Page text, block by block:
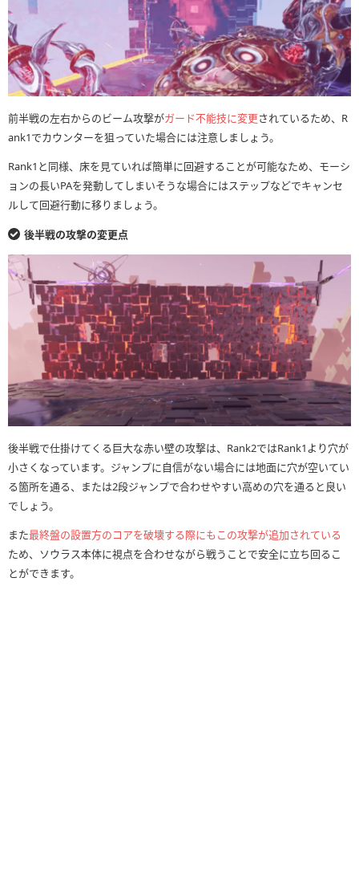
前半戦の左右からのビーム攻撃がガード不能技に変更されているため、R
ank1でカウンターを狙っていた場合には注意しましょう。
Rank1と同様、床を見ていれば簡単に回避することが可能なため、モーシ
ョンの長いPAを発動してしまいそうな場合にはステップなどでキャンセ
ルして回避行動に移りましょう。
後半戦の攻撃の変更点
後半戦で仕掛けてくる巨大な赤い壁の攻撃は、Rank2ではRank1より穴が
小さくなっています。ジャンプに自信がない場合には地面に穴が空いてい
る箇所を通る、または2段ジャンプで合わせやすい高めの穴を通ると良い
でしょう。
また最終盤の設置方のコアを破壊する際にもこの攻撃が追加されている
ため、ソウラス本体に視点を合わせながら戦うことで安全に立ち回るこ
とができます。